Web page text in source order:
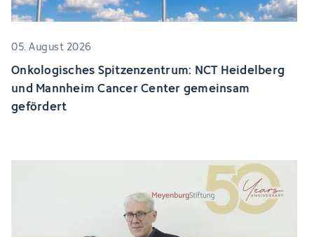
05. August 2026
Onkologisches Spitzenzentrum: NCT Heidelberg
und Mannheim Cancer Center gemeinsam
gefördert